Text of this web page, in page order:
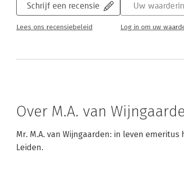
Schrijf een recensie
Lees ons recensiebeleid
Uw
Log in om uw
Over M.A. van
Mr. M.A. van Wijngaarden: in leven
Leiden.